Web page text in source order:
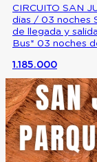
CIRCUITO SAN
dias / 03 noches
de llegada y
Bus* 03 noches
1.185.000